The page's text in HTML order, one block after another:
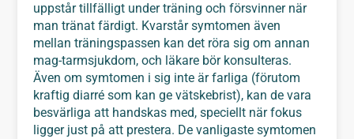
uppstår tillfälligt under träning och försvinner när
man tränat färdigt. Kvarstår symtomen även
mellan träningspassen kan det röra sig om annan
mag-tarmsjukdom, och läkare bör konsulteras.
Även om symtomen i sig inte är farliga (förutom
kraftig diarré som kan ge vätskebrist), kan de vara
besvärliga att handskas med, speciellt när fokus
ligger just på att prestera. De vanligaste symtomen